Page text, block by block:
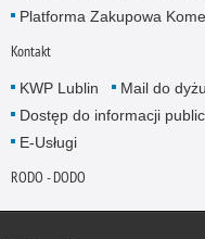
Platforma Zakupowa
Kontakt
KWP Lublin Mail do
Dostęp do informacji
E-Usługi
RODO - DODO